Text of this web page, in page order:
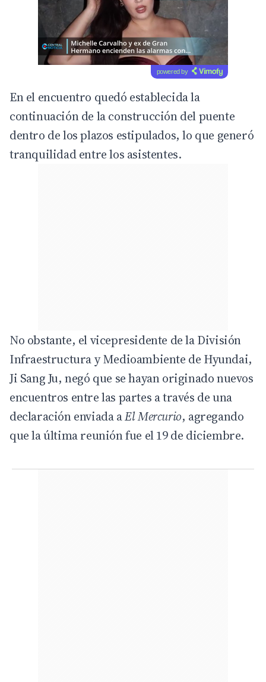
powered by
En el encuentro quedó establecida la
continuación de la construcción del puente
dentro de los plazos estipulados, lo que generó
tranquilidad entre los asistentes.
No obstante, el vicepresidente de la División
Infraestructura y Medioambiente de Hyundai,
Ji Sang Ju, negó que se hayan originado nuevos
encuentros entre las partes a través de una
declaración enviada aEl Mercurio, agregando
que la última reunión fue el 19 de diciembre.